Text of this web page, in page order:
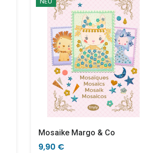
Mosaike Margo & Co
9,90 €